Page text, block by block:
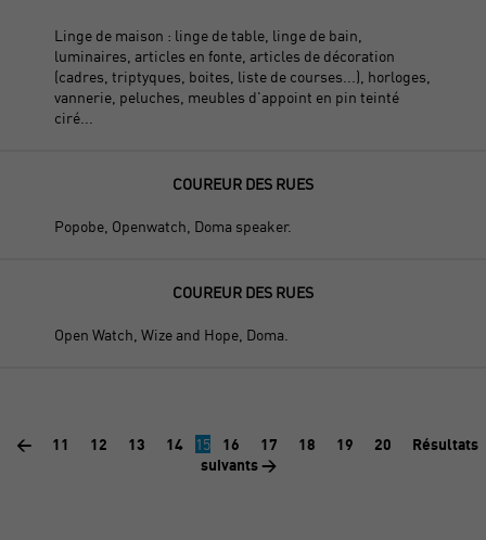
Linge de maison : linge de table, linge de bain,
luminaires, articles en fonte, articles de décoration
(cadres, triptyques, boites, liste de courses...), horloges,
vannerie, peluches, meubles d'appoint en pin teinté
ciré...
COUREUR DES RUES
Popobe, Openwatch, Doma speaker.
COUREUR DES RUES
Open Watch, Wize and Hope, Doma.
< 11 12 13 14 15 16 17 18 19 20
Résultats
suivants >